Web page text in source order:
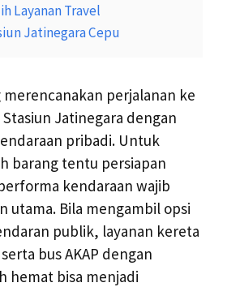
Layanan Travel
Jatinegara Cepu
merencanakan perjalanan ke
Jatinegara dengan
pribadi. Untuk
barang tentu persiapan
kendaraan wajib
utama. Bila mengambil opsi
publik, layanan kereta
bus AKAP dengan
hemat bisa menjadi